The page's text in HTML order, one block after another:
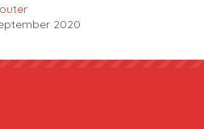
2020